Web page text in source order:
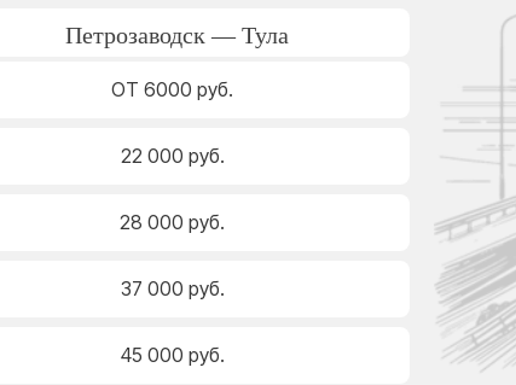
Петрозаводск — Тула
ОТ 6000 руб.
22 000 руб.
28 000 руб.
37 000 руб.
45 000 руб.